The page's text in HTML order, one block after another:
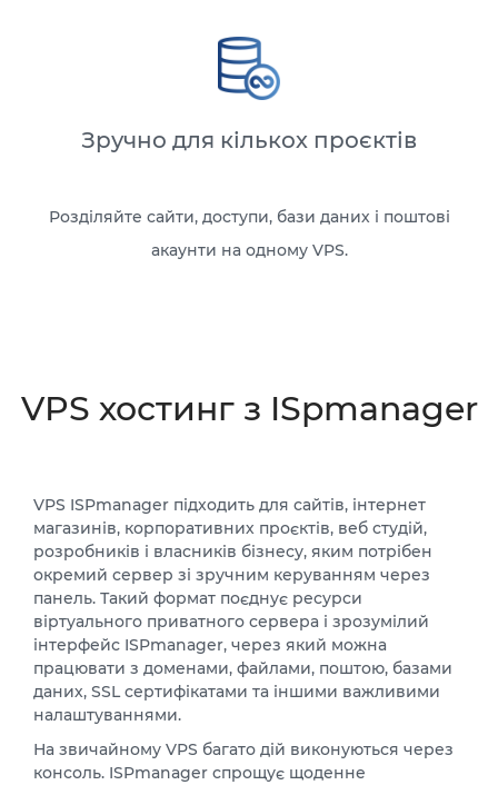
Зручно для кількох проєктів
Розділяйте сайти, доступи, бази даних і поштові
акаунти на одному VPS.
VPS хостинг з ISpmanager
VPS ISPmanager підходить для сайтів, інтернет
магазинів, корпоративних проєктів, веб студій,
розробників і власників бізнесу, яким потрібен
окремий сервер зі зручним керуванням через
панель. Такий формат поєднує ресурси
віртуального приватного сервера і зрозумілий
інтерфейс ISPmanager, через який можна
працювати з доменами, файлами, поштою, базами
даних, SSL сертифікатами та іншими важливими
налаштуваннями.
На звичайному VPS багато дій виконуються через
консоль. ISPmanager спрощує щоденне